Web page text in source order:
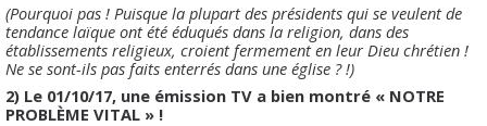
(Pourquoi pas ! Puisque la plupart des présidents qui se veulent de
tendance laïque ont été éduqués dans la religion, dans des
établissements religieux, croient fermement en leur Dieu chrétien !
Ne se sont-ils pas faits enterrés dans une église ? !)
2) Le 01/10/17, une émission TV a bien montré « NOTRE
PROBLÈME VITAL » !